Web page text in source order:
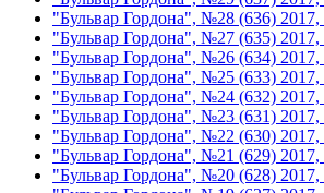
"Бульвар Гордона", №28 (636)
"Бульвар Гордона", №27 (635)
"Бульвар Гордона", №26 (634)
"Бульвар Гордона", №25 (633)
"Бульвар Гордона", №24 (632)
"Бульвар Гордона", №23 (631)
"Бульвар Гордона", №22 (630) 2017,
"Бульвар Гордона", №21 (629) 2017,
"Бульвар Гордона", №20 (628) 2017,